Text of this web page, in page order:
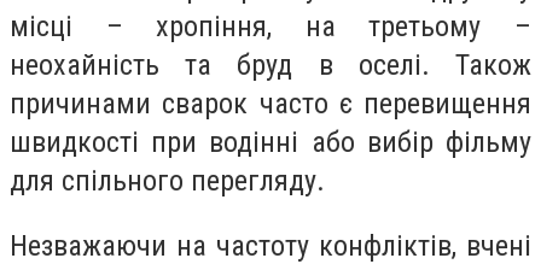
місці – хропіння, на третьому –
неохайність та бруд в оселі. Також
причинами сварок часто є перевищення
швидкості при водінні або вибір фільму
для спільного перегляду.
Незважаючи на частоту конфліктів, вчені